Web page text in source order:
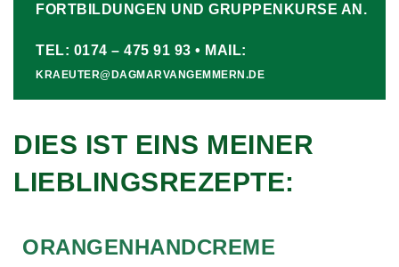
FORTBILDUNGEN UND GRUPPENKURSE AN.
TEL: 0174 – 475 91 93 • MAIL:
KRAEUTER@DAGMARVANGEMMERN.DE
DIES IST EINS MEINER
LIEBLINGSREZEPTE:
ORANGENHANDCREME